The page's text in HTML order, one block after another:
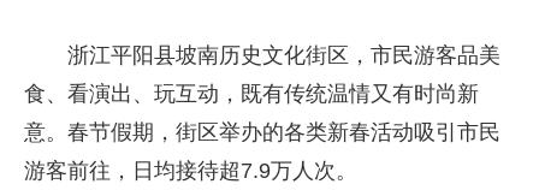
浙江平阳县坡南历史文化街区，市民游客品美
食、看演出、玩互动，既有传统温情又有时尚新
意。春节假期，街区举办的各类新春活动吸引市民
游客前往，日均接待超7.9万人次。